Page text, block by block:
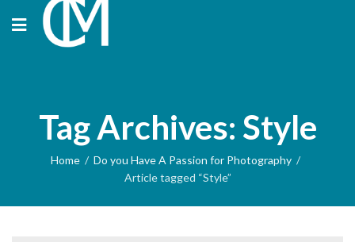
Tag Archives: Style
Home
Do you Have A Passion for Photography
Article tagged “Style”